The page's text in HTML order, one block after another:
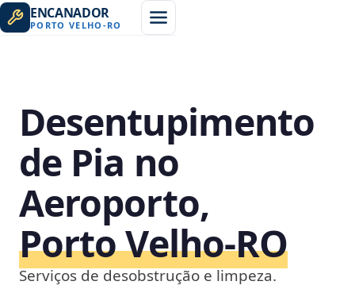
ENCANADOR
PORTO VELHO -RO
Desentupimento
de Pia no
Aeroporto,
Porto Velho‑RO
Serviços de desobstrução e limpeza.